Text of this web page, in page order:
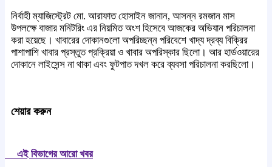
নির্বাহী ম্যাজিস্ট্রেট মো. আরাফাত হোসাইন জানান, আসন্ন রমজান মাস
উপলক্ষে বাজার মনিটরিং এর নিয়মিত অংশ হিসেবে আজকের অভিযান পরিচালনা
করা হয়েছে। খাবারের দোকানগুলো অপরিচ্ছন্ন পরিবেশে খাদ্য দ্রব্য বিক্রির
পাশাপাশি খাবার প্রস্তুত প্রক্রিয়া ও খাবার অপরিস্কার ছিলো। আর হার্ডওয়ারের
দোকানে লাইসেন্স না থাকা এবং ফুটপাত দখল করে ব্যবসা পরিচালনা করছিলো।
শেয়ার করুন
এই বিভাগের আরো খবর